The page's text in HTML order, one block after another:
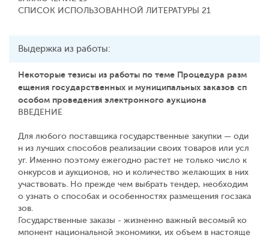
СПИСОК ИСПОЛЬЗОВАННОЙ ЛИТЕРАТУРЫ 21
Выдержка из работы:
Некоторые тезисы из работы по теме Процедура разм
ещения государственных и муниципальных заказов сп
особом проведения электронного аукциона
ВВЕДЕНИЕ
Для любого поставщика государственные закупки — оди
н из лучших способов реализации своих товаров или усл
уг. Именно поэтому ежегодно растет не только число к
онкурсов и аукционов, но и количество желающих в них
участвовать. Но прежде чем выбрать тендер, необходим
о узнать о способах и особенностях размещения госзака
зов.
Государственные заказы - жизненно важный весомый ко
мпонент национальной экономики, их объем в настояще